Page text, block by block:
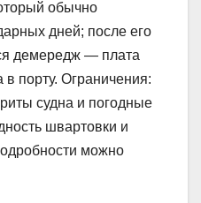
обычно
дней; после его
демередж — плата
в порту. Ограничения:
судна и погодные
швартовки и
можно